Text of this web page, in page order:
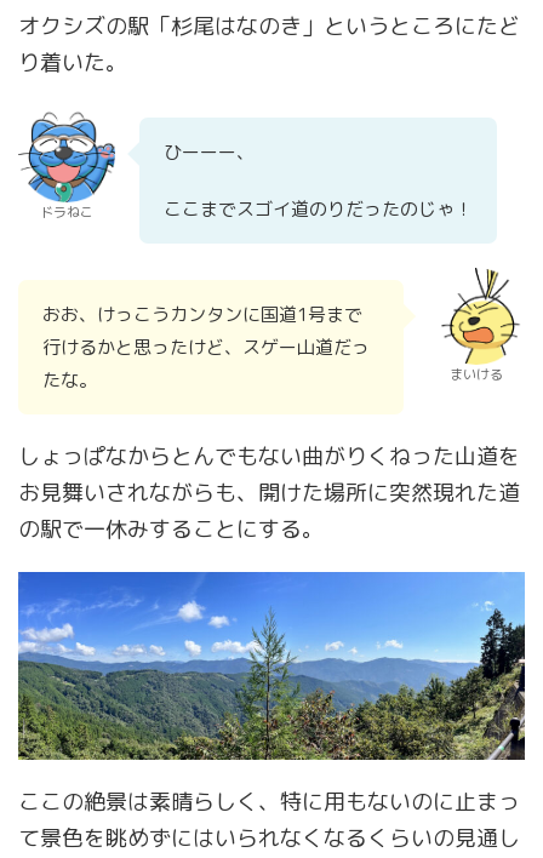
オクシズの駅「杉尾はなのき」というところにたど
り着いた。
ドラねこ
ひーーー、
ここまでスゴイ道のりだったのじゃ！
おお、けっこうカンタンに国道1号まで
行けるかと思ったけど、スゲー山道だっ
たな。
まいける
しょっぱなからとんでもない曲がりくねった山道を
お見舞いされながらも、開けた場所に突然現れた道
の駅で一休みすることにする。
ここの絶景は素晴らしく、特に用もないのに止まっ
て景色を眺めずにはいられなくなるくらいの見通し